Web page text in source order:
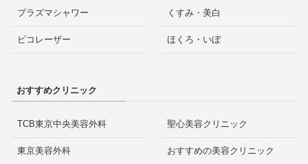
プラズマシャワー
ピコレーザー
くすみ・美白
ほくろ・いぼ
おすすめクリニック
TCB東京中央美容外科
東京美容外科
聖心美容クリニック
おすすめの美容クリニック